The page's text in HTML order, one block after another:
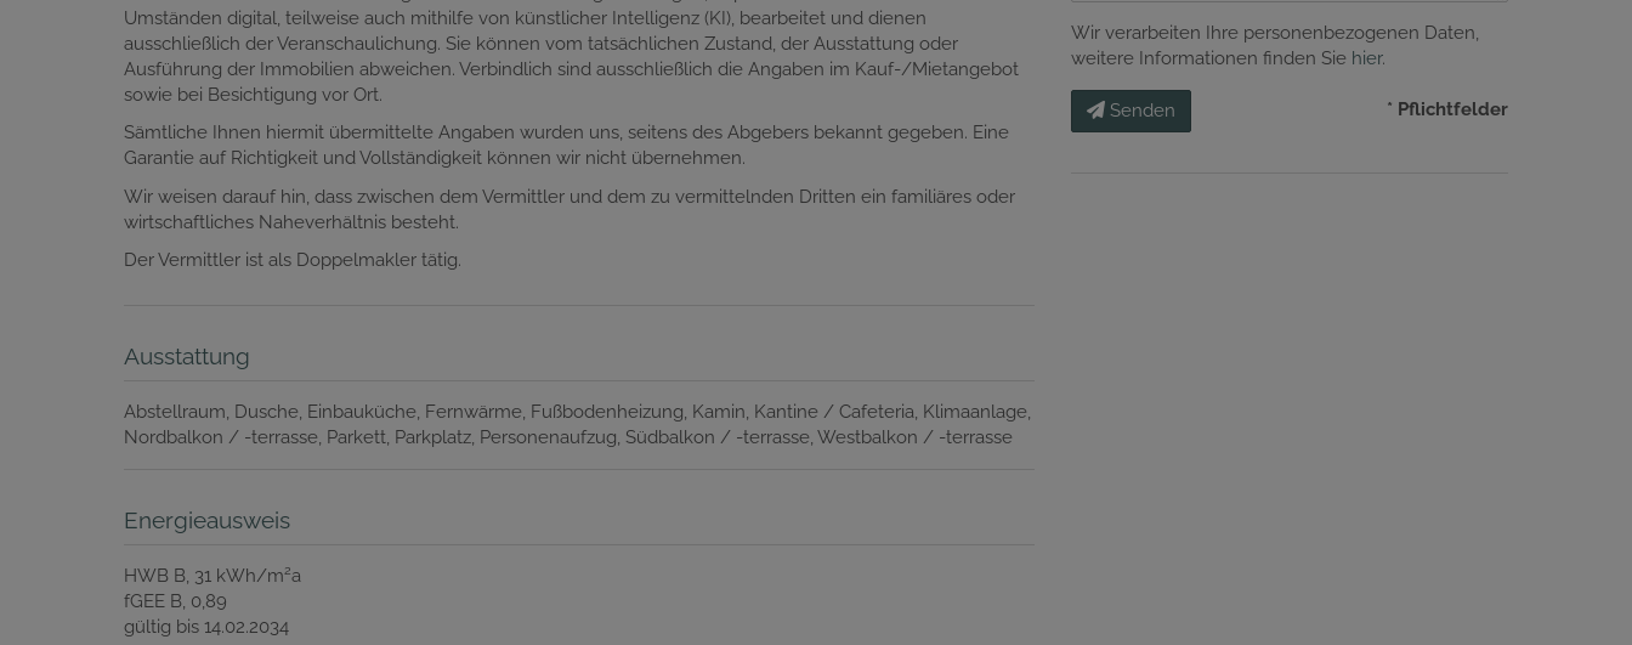
Umständen digital, teilweise auch mithilfe von künstlicher Intelligenz (KI), bearbeitet und dienen
ausschließlich der Veranschaulichung. Sie können vom tatsächlichen Zustand, der Ausstattung oder
Ausführung der Immobilien abweichen. Verbindlich sind ausschließlich die Angaben im Kauf-/Mietangebot
sowie bei Besichtigung vor Ort.
Sämtliche Ihnen hiermit übermittelte Angaben wurden uns, seitens des Abgebers bekannt gegeben. Eine
Garantie auf Richtigkeit und Vollständigkeit können wir nicht übernehmen.
Wir weisen darauf hin, dass zwischen dem Vermittler und dem zu vermittelnden Dritten ein familiäres oder
wirtschaftliches Naheverhältnis besteht.
Der Vermittler ist als Doppelmakler tätig.
Ausstattung
Abstellraum Dusche Einbauküche Fernwärme Fußbodenheizung Kamin Kantine / Cafeteria Klimaanlage
Nordbalkon / -terrasse Parkett Parkplatz Personenaufzug Südbalkon / -terrasse Westbalkon / -terrasse
Energieausweis
HWB B, 31 kWh/m2a
fGEE B, 0,89
gültig bis 14.02.2034
Wir verarbeiten Ihre personenbezogenen Daten,
weitere Informationen finden Sie hier.
Senden * Pflichtfelder